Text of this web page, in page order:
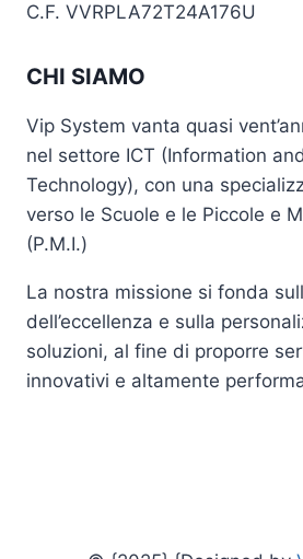
C.F. VVRPLA72T24A176U
CHI SIAMO
Vip System vanta quasi
nel settore ICT (Information
Technology), con una
verso le Scuole e le Piccole e
(P.M.I.)
La nostra missione si fonda
dell’eccellenza e sulla
soluzioni, al fine di proporre
innovativi e altamente